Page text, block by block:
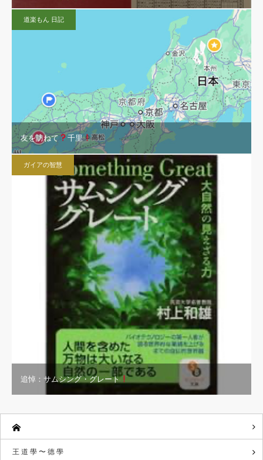
道楽もん 日記
友を訪ねて 千里
ガイアの智慧
追悼：サムシング・グレート
王 道 學 〜 德 學